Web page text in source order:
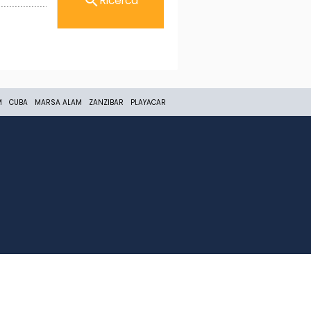
CUBA MARSA ALAM ZANZIBAR PLAYACAR